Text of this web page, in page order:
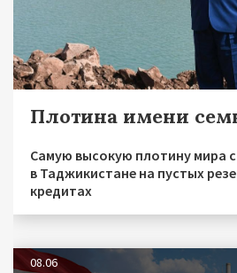
Плотина имени
Самую высокую плотину мира
в Таджикистане на пустых
кредитах
08.06